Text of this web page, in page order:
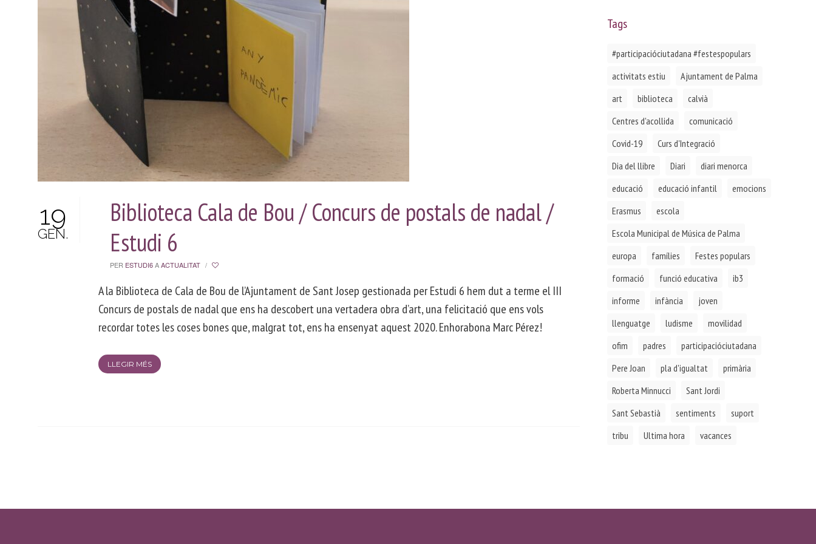
DESCOBERTA
INFANTS
INTERVENCIÓ
SOCIAL
COL·LECTIUS
19
GEN.
Biblioteca Cala de Bou / Concurs de postals de nadal /
Estudi 6
PER ESTUDI6AACTUALITAT /
A la Biblioteca de Cala de Bou de l’Ajuntament de Sant Josep gestionada per Estudi 6 hem dut a terme el III
Concurs de postals de nadal que ens ha descobert una vertadera obra d’art, una felicitació que ens vols
recordar totes les coses bones que, malgrat tot, ens ha ensenyat aquest 2020. Enhorabona Marc Pérez!
LLEGIR MÉS
Tags
#participacióciutadana #festespopulars
activitats estiu
Ajuntament de Palma
art
biblioteca
calvià
Centres d'acollida
comunicació
Covid-19
Curs d'Integració
Dia del llibre
Diari
diari menorca
educació
educació infantil
emocions
Erasmus
escola
Escola Municipal de Música de Palma
europa
famílies
Festes populars
formació
funció educativa
ib3
informe
infància
joven
llenguatge
ludisme
movilidad
ofim
padres
participacióciutadana
Pere Joan
pla d'igualtat
primària
Roberta Minnucci
Sant Jordi
Sant Sebastià
sentiments
suport
tribu
Ultima hora vacances